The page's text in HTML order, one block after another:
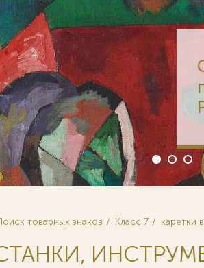
товарных знаков Класс 7 каретки